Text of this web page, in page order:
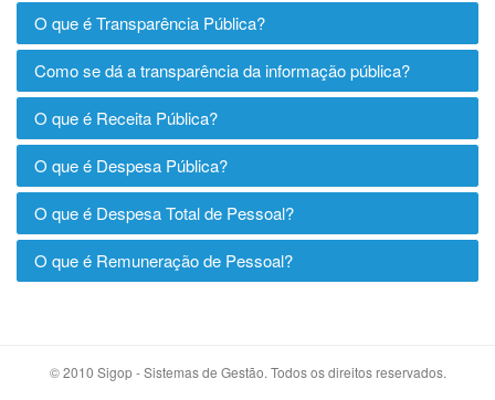
O que é Transparência Pública?
Como se dá a transparência da informação pública?
O que é Receita Pública?
O que é Despesa Pública?
O que é Despesa Total de Pessoal?
O que é Remuneração de Pessoal?
© 2010 Sigop - Sistemas de Gestão. Todos os direitos reservados.